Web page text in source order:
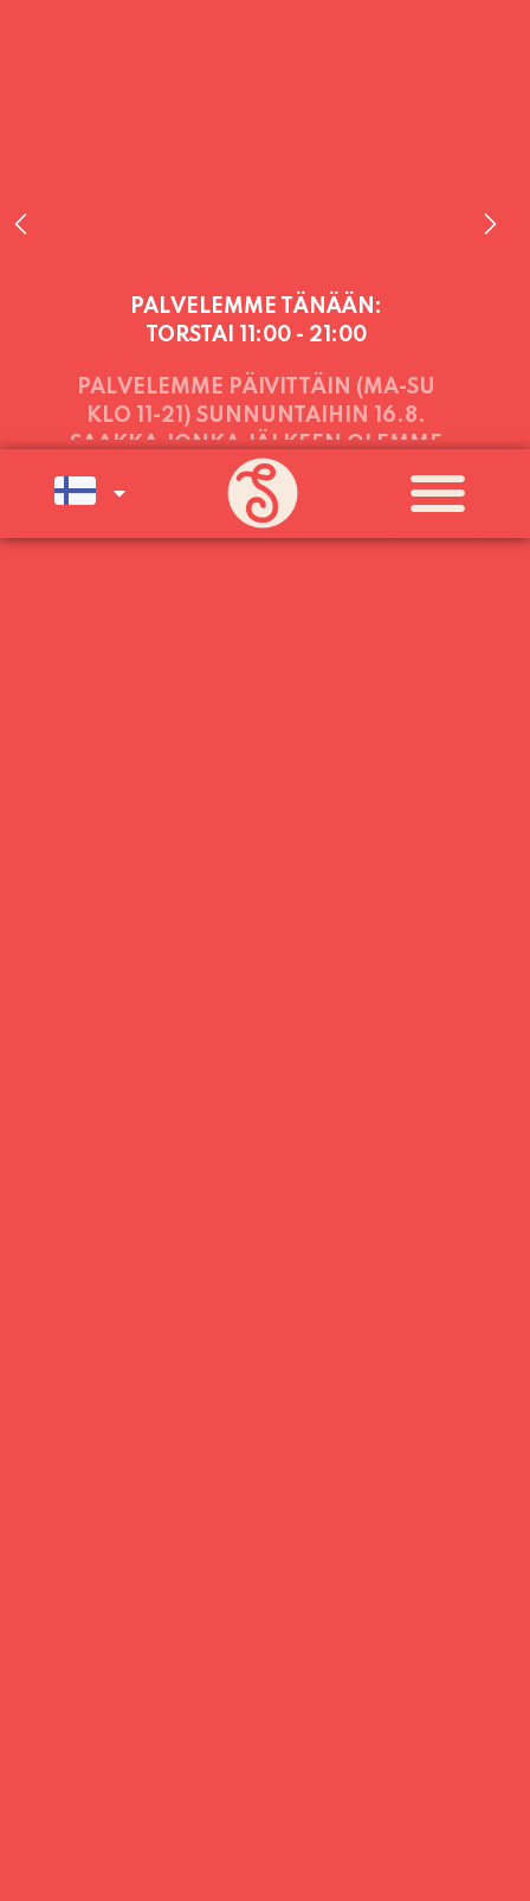
PALVELEMME TÄNÄÄN:
TORSTAI 11:00 - 21:00
PALVELEMME PÄIVITTÄIN (MA-SU
KLO 11-21) SUNNUNTAIHIN 16.8.
SAAKKA JONKA JÄLKEEN OLEMME
AVOINNA VIIKONLOPPUISIN (PE-
SU) ELOKUUN LOPPUUN ASTI
LÄMPIMÄSTI TERVETULOA!